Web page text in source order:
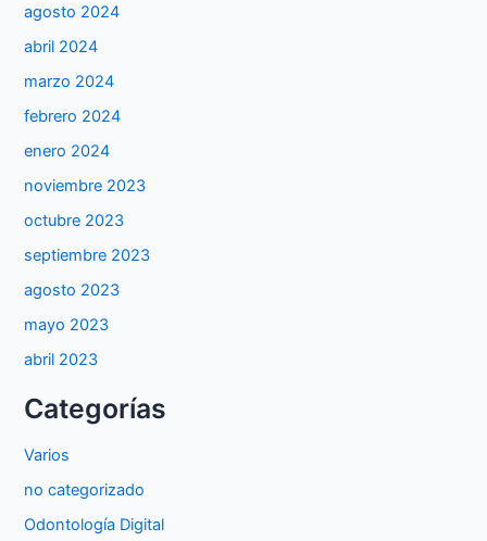
agosto 2024
abril 2024
marzo 2024
febrero 2024
enero 2024
noviembre 2023
octubre 2023
septiembre 2023
agosto 2023
mayo 2023
abril 2023
Categorías
Varios
no categorizado
Odontología Digital